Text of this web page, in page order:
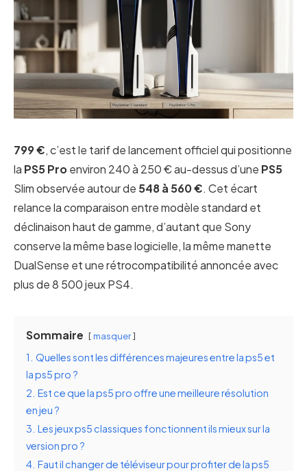
799 €, c’est le tarif de lancement officiel qui positionne
la PS5 Proenviron 240 à 250 € au-dessus d’une PS5
Slim observée autour de 548 à 560 €. Cet écart
relance la comparaison entre modèle standard et
déclinaison haut de gamme, d’autant que Sony
conserve la même base logicielle, la même manette
DualSense et une rétrocompatibilité annoncée avec
plus de 8 500 jeux PS4.
Sommaire masquer
1. Quelles sont les différences majeures entre la ps5 et
la ps5 pro ?
2. Est ce que la ps5 pro offre une meilleure résolution
en jeu ?
3. Les jeux ps5 classiques fonctionnent ils mieux sur la
version pro ?
4. Faut il changer de téléviseur pour profiter de la ps5